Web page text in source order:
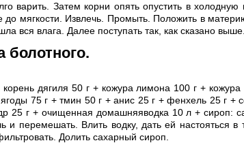
варить. Затем корни опять опустить в
до мягкости. Извлечь. Промыть. Положить в
вся влага. Далее поступать так, как сказано выше.
болотного.
дягиля 50 г + кожура лимона 100 г +
75 г + тмин 50 г + анис 25 г + фенхель 25 г +
25 г + очищенная домашняяводка 10 л + сироп:
и перемешать. Влить водку, дать ей настояться в
Долить сахарный сироп.